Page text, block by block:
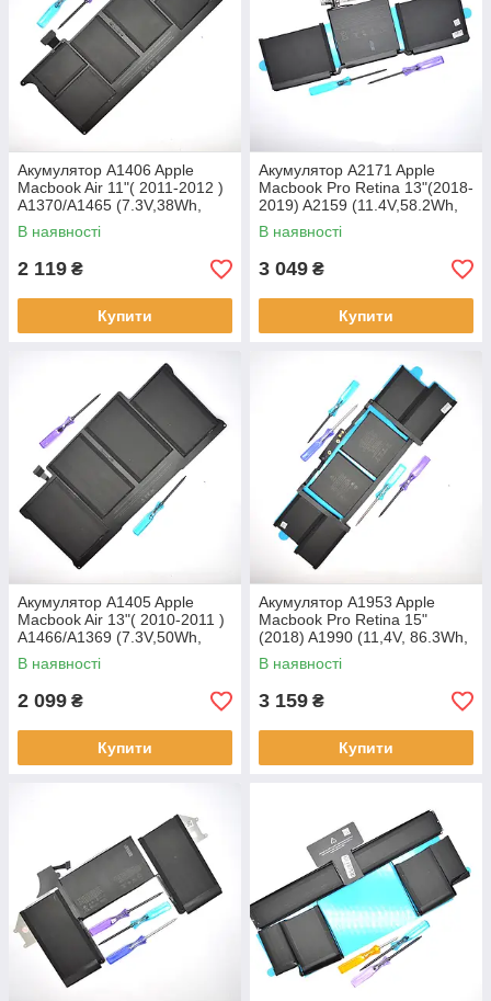
Акумулятор A1406 Apple
Macbook Air 11"( 2011-2012 )
A1370/A1465 (7.3V,38Wh,
4680mAh) APN:661-6772
Original/Оригінал
В наявності
2 119 ₴
Купити
Акумулятор A2171 Apple
Macbook Pro Retina 13"(2018-
2019) A2159 (11.4V,58.2Wh,
5103mAh)APN;613-1734
Original
В наявності
3 049 ₴
Купити
Акумулятор A1405 Apple
Macbook Air 13"( 2010-2011 )
A1466/A1369 (7.3V,50Wh,
6700mAh) APN:662-7683
Original/Оригінал
В наявності
2 099 ₴
Купити
Акумулятор A1953 Apple
Macbook Pro Retina 15"
(2018) A1990 (11,4V, 86.3Wh,
7336mAh) APN:613-3376
Original/Оригінал
В наявності
3 159 ₴
Купити